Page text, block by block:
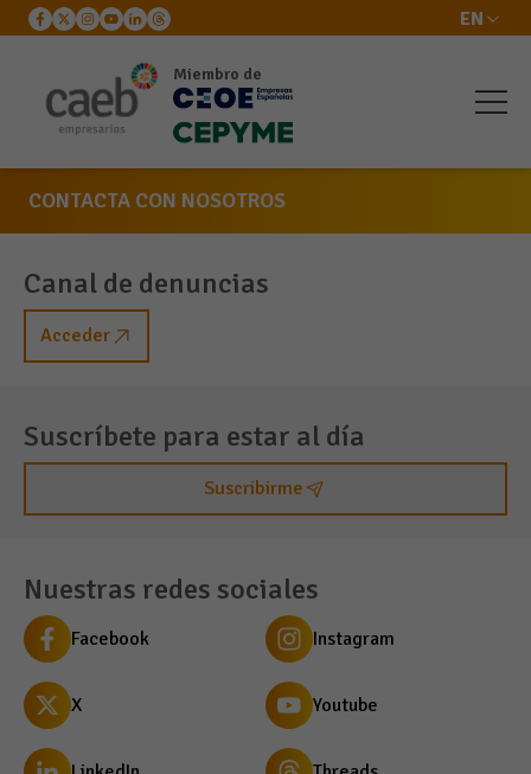
EN
Miembro de
CONTACTA CON NOSOTROS
Canal de denuncias
Acceder
Suscríbete para estar al día
Suscribirme
Nuestras redes sociales
Facebook Instagram
X Youtube